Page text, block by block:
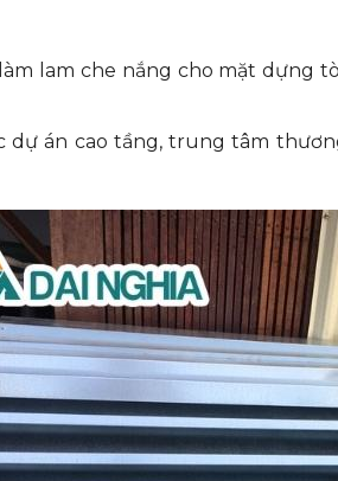
lam che nắng cho mặt dựng
dự án cao tầng, trung tâm